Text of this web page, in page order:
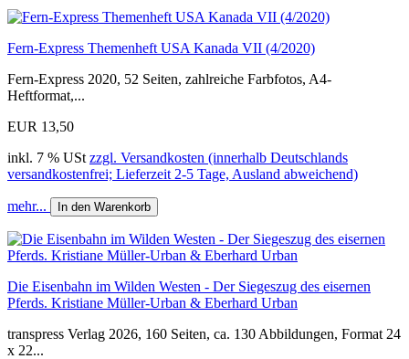
Fern-Express Themenheft USA Kanada VII (4/2020)
Fern-Express 2020, 52 Seiten, zahlreiche Farbfotos, A4-
Heftformat,...
EUR 13,50
inkl. 7 % USt zzgl. Versandkosten (innerhalb Deutschlands
versandkostenfrei; Lieferzeit 2-5 Tage, Ausland abweichend)
mehr... In den Warenkorb
Die Eisenbahn im Wilden Westen - Der Siegeszug des eisernen
Pferds. Kristiane Müller-Urban & Eberhard Urban
transpress Verlag 2026, 160 Seiten, ca. 130 Abbildungen, Format 24
x 22...